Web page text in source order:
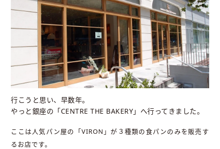
行こうと思い、早数年。
やっと銀座の「CENTRE THE BAKERY」へ行ってきました。
ここは人気パン屋の「VIRON」が３種類の食パンのみを販売す
るお店です。